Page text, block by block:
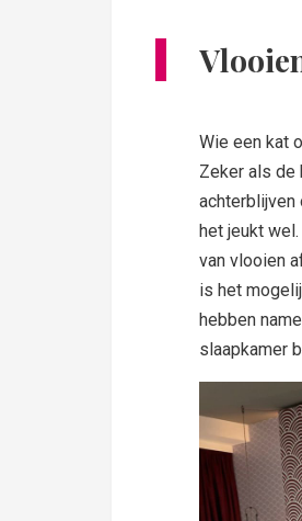
Wie een kat
Zeker als de
achterblijven
het jeukt
van vlooien
is het
hebben
slaapkamer